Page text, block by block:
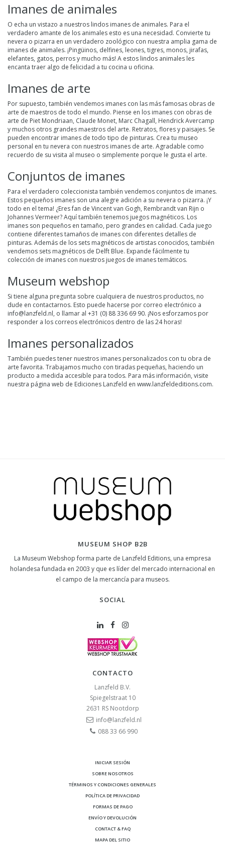
Imanes de animales
O echa un vistazo a nuestros lindos imanes de animales. Para el
verdadero amante de los animales esto es una necesidad. Convierte tu
nevera o pizarra en un verdadero zoológico con nuestra amplia gama de
imanes de animales. ¡Pingüinos, delfines, leones, tigres, monos, jirafas,
elefantes, gatos, perros y mucho más! A estos lindos animales les
encanta traer algo de felicidad a tu cocina u oficina.
Imanes de arte
Por supuesto, también vendemos imanes con las más famosas obras de
arte de maestros de todo el mundo. Piense en los imanes con obras de
arte de Piet Mondriaan, Claude Monet, Marc Chagall, Hendrick Avercamp
y muchos otros grandes maestros del arte. Retratos, flores y paisajes. Se
pueden encontrar imanes de todo tipo de pinturas. Crea tu museo
personal en tu nevera con nuestros imanes de arte. Agradable como
recuerdo de su visita al museo o simplemente porque le gusta el arte.
Conjuntos de imanes
Para el verdadero coleccionista también vendemos conjuntos de imanes.
Estos pequeños imanes son una alegre adición a su nevera o pizarra. ¡Y
todo en el tema! ¿Eres fan de Vincent van Gogh, Rembrandt van Rijn o
Johannes Vermeer? Aquí también tenemos juegos magnéticos. Los
imanes son pequeños en tamaño, pero grandes en calidad. Cada juego
contiene diferentes tamaños de imanes con diferentes detalles de
pinturas. Además de los sets magnéticos de artistas conocidos, también
vendemos sets magnéticos de Delft Blue. Expande fácilmente tu
colección de imanes con nuestros juegos de imanes temáticos.
Museum webshop
Si tiene alguna pregunta sobre cualquiera de nuestros productos, no
dude en contactarnos. Esto puede hacerse por correo electrónico a
info@lanzfeld.nl, o llamar al +31 (0) 88 336 69 90. ¡Nos esforzamos por
responder a los correos electrónicos dentro de las 24 horas!
Imanes personalizados
También puedes tener nuestros imanes personalizados con tu obra de
arte favorita. Trabajamos mucho con tiradas pequeñas, haciendo un
producto a medida accesible para todos. Para más información, visite
nuestra página web de Ediciones Lanzfeld en www.lanzfeldeditions.com.
MUSEUM SHOP B2B
La Museum Webshop forma parte de Lanzfeld Editions, una empresa
holandesa fundada en 2003 y que es líder del mercado internacional en
el campo de la mercancía para museos.
SOCIAL
CONTACTO
Lanzfeld B.V.
Spiegelstraat 10
2631 RS Nootdorp
info@lanzfeld.nl
088 33 66 990
INICIAR SESIÓN
SOBRE NOSOTROS
TÉRMINOS Y CONDICIONES GENERALES
POLÍTICA DE PRIVACIDAD
FORMAS DE PAGO
ENVÍO Y DEVOLUCIÓN
CONTACT & FAQ
MAPA DEL SITIO